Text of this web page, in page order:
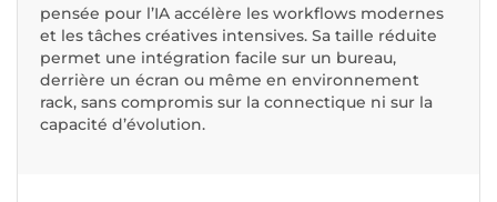
pensée pour l’IA accélère les workflows modernes
et les tâches créatives intensives. Sa taille réduite
permet une intégration facile sur un bureau,
derrière un écran ou même en environnement
rack, sans compromis sur la connectique ni sur la
capacité d’évolution.